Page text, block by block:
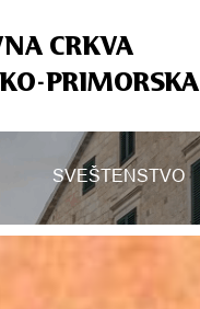
CRKVA
PRIMORSKA
SVEŠTENSTVO